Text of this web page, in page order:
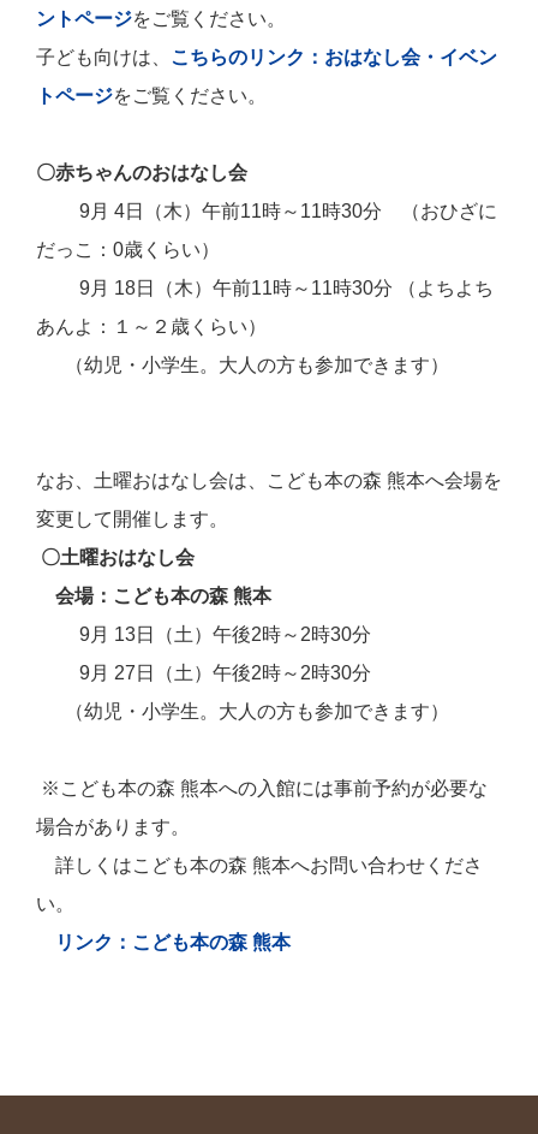
ントページをご覧ください。
子ども向けは、 こちらのリンク：おはなし会・イベン
トページをご覧ください。
〇赤ちゃんのおはなし会
9月 4日（木）午前11時～11時30分 （おひざに
だっこ：0歳くらい）
9月 18日（木）午前11時～11時30分 （よちよち
あんよ：１～２歳くらい）
（幼児・小学生。大人の方も参加できます）
なお、土曜おはなし会は、こども本の森 熊本へ会場を
変更して開催します。
〇土曜おはなし会
会場：こども本の森 熊本
9月 13日
（土）午後2時～2時30分
9月 27日（土）午後2時～2時30分
（幼児・小学生。大人の方も参加できます）
※こども本の森 熊本への入館には事前予約が必要な
場合があります。
詳しくはこども本の森 熊本へお問い合わせくださ
い。
リンク：こども本の森 熊本